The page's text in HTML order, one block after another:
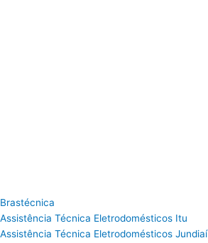
Brastécnica
Assistência Técnica Eletrodomésticos Itu
Assistência Técnica Eletrodomésticos Jundiaí